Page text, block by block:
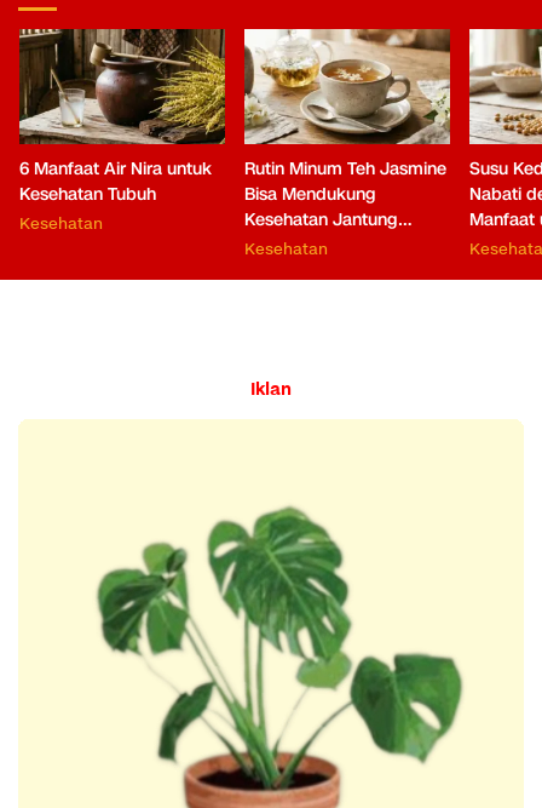
6 Manfaat Air Nira untuk
Kesehatan Tubuh
Kesehatan
Rutin Minum Teh Jasmine
Bisa Mendukung
Kesehatan Jantung
hingga Fungsi Otak
Kesehatan
Susu
Nabati
Manfaat
Iklan